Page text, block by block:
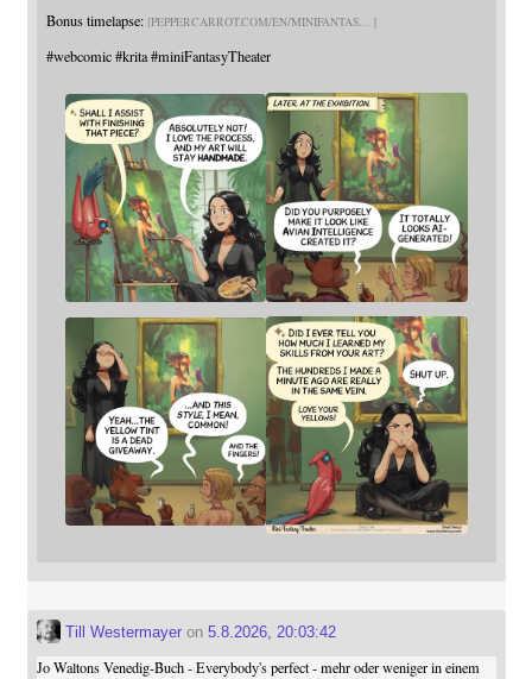
Bonus timelapse: PEPPERCARROT.COM/EN/MINIFANTAS
#webcomic #krita #miniFantasyTheater
Till Westermayeron 5.8.2026, 20:03:42
Jo Waltons Venedig-Buch - Everybody's perfect - mehr oder weniger in einem